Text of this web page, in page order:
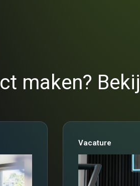
maken?
Vacature